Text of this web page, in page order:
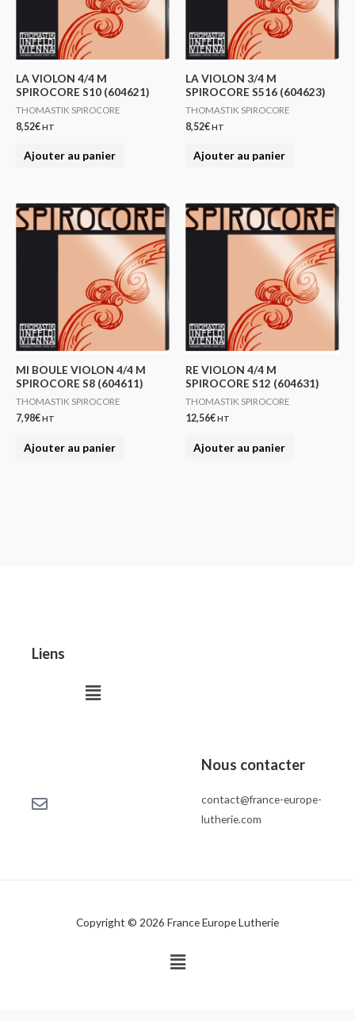
LA VIOLON 4/4 M
SPIROCORE S10 (604621)
THOMASTIK SPIROCORE
8,52€HT
Ajouter au panier
LA VIOLON 3/4 M
SPIROCORE S516 (604623)
THOMASTIK SPIROCORE
8,52€HT
Ajouter au panier
MI BOULE VIOLON 4/4 M
SPIROCORE S8 (604611)
THOMASTIK SPIROCORE
7,98€HT
Ajouter au panier
RE VIOLON 4/4 M
SPIROCORE S12 (604631)
THOMASTIK SPIROCORE
12,56€HT
Ajouter au panier
Liens
Menu
Nous contacter
contact@france-europe-
lutherie.com
Copyright © 2026 France Europe Lutherie
Menu